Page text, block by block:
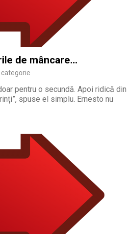
de mâncare…
categorie
pentru o secundă. Apoi ridică din
spuse el simplu. Ernesto nu